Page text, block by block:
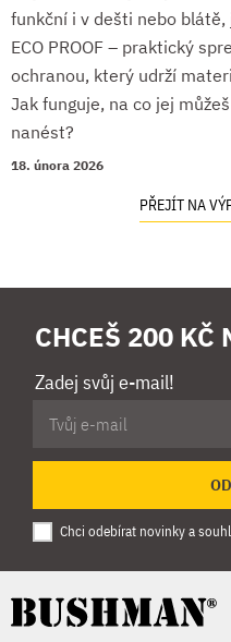
funkční i v dešti nebo blátě,
ECO PROOF – praktický
ochranou, který udrží
Jak funguje, na co jej
nanést?
18. února 2026
PŘEJÍT NA
CHCEŠ 200 KČ
Zadej svůj e-mail!
Chci odebírat novinky a